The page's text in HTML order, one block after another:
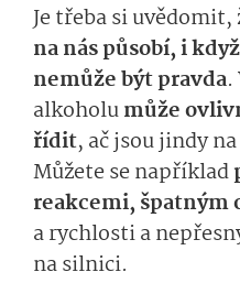
Je třeba si uvědomit,
na nás působí, i
nemůže být pravda
alkoholumůže
řídit, ač jsou jindy
Můžete se například
reakcemi, špatným
a rychlosti a
na silnici.